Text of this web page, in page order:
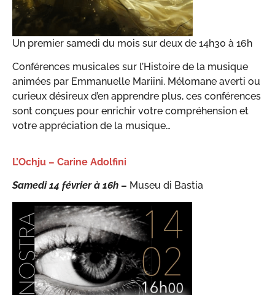
Un premier samedi du mois sur deux de 14h30 à 16h
Conférences musicales sur l’Histoire de la musique
animées par Emmanuelle Mariini. Mélomane averti ou
curieux désireux d’en apprendre plus, ces conférences
sont conçues pour enrichir votre compréhension et
votre appréciation de la musique…
L’Ochju – Carine Adolfini
Samedi 14 février à 16h – Museu di Bastia